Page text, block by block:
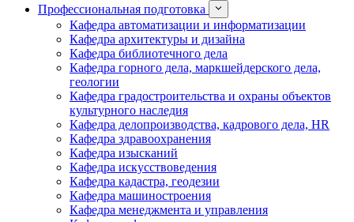
Профессиональная подготовка
Кафедра автоматизации и информатизации
Кафедра архитектуры и дизайна
Кафедра библиотечного дела
Кафедра горного дела, маркшейдерского дела,
геологии
Кафедра градостроительства и охраны объектов
культурного наследия
Кафедра делопроизводства, кадрового дела, HR
Кафедра здравоохранения
Кафедра изысканий
Кафедра искусствоведения
Кафедра кадастра, геодезии
Кафедра машиностроения
Кафедра менеджмента и управления